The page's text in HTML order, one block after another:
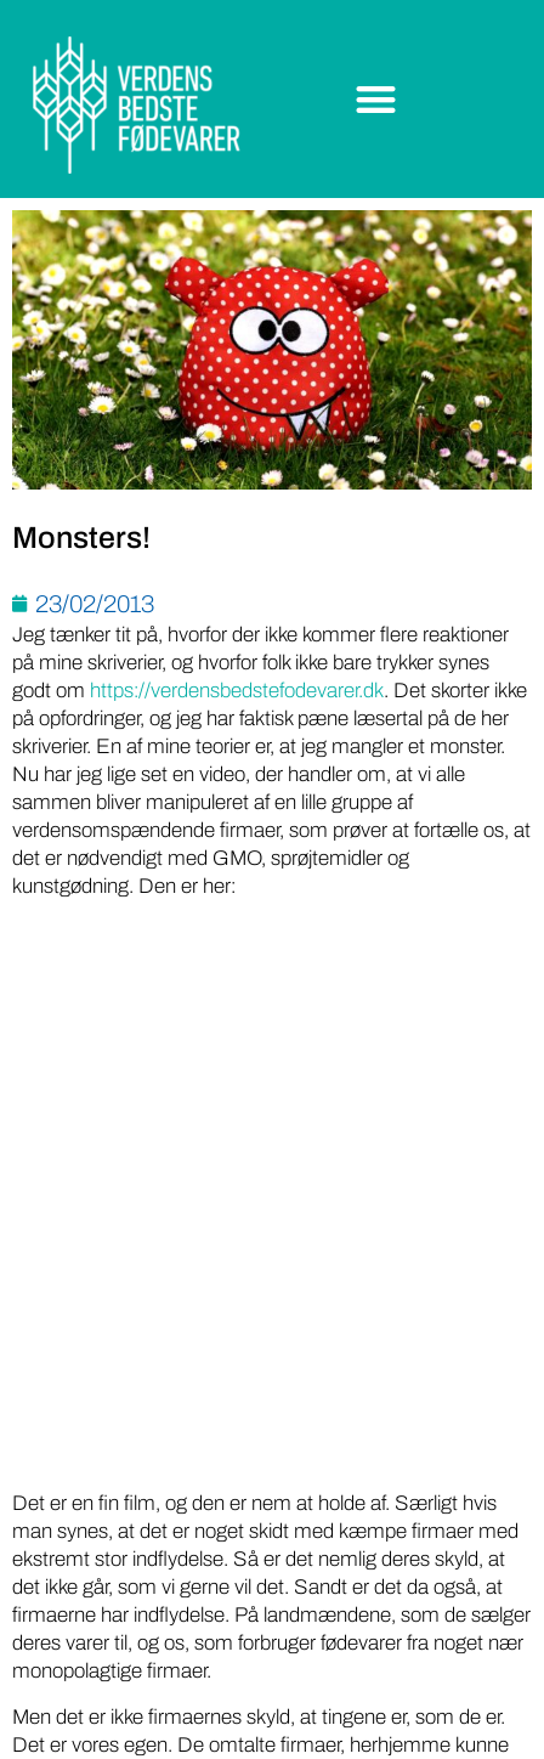
Monsters!
23/02/2013
Jeg tænker tit på, hvorfor der ikke kommer flere reaktioner
på mine skriverier, og hvorfor folk ikke bare trykker synes
godt om https://verdensbedstefodevarer.dk. Det skorter ikke
på opfordringer, og jeg har faktisk pæne læsertal på de her
skriverier. En af mine teorier er, at jeg mangler et monster.
Nu har jeg lige set en video, der handler om, at vi alle
sammen bliver manipuleret af en lille gruppe af
verdensomspændende firmaer, som prøver at fortælle os, at
det er nødvendigt med GMO, sprøjtemidler og
kunstgødning. Den er her:
Det er en fin film, og den er nem at holde af. Særligt hvis
man synes, at det er noget skidt med kæmpe firmaer med
ekstremt stor indflydelse. Så er det nemlig deres skyld, at
det ikke går, som vi gerne vil det. Sandt er det da også, at
firmaerne har indflydelse. På landmændene, som de sælger
deres varer til, og os, som forbruger fødevarer fra noget nær
monopolagtige firmaer.
Men det er ikke firmaernes skyld, at tingene er, som de er.
Det er vores egen. De omtalte firmaer, herhjemme kunne